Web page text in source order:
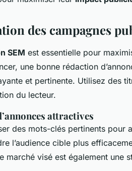
des campagnes
SEM est essentielle pour
une bonne rédaction
et pertinente. Utilisez des
du lecteur.
attractives
des mots-clés pertinents pour
l’audience cible plus
marché visé est également une